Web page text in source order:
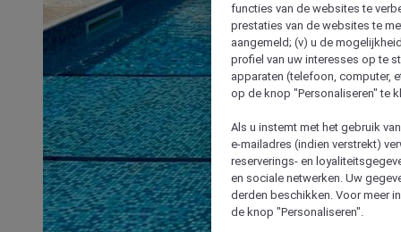
functies van de websites te
prestaties van de websites te
aangemeld; (v) u de
profiel van uw interesses op te
apparaten (telefoon, computer,
op de knop "Personaliseren" te
Als u instemt met het gebruik
e-mailadres (indien verstrekt)
reserverings- en
en sociale netwerken. Uw
derden beschikken. Voor meer
de knop "Personaliseren".